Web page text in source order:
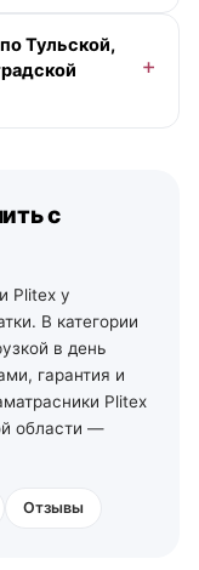
(если в
день,
По Санкт-
Тульской,
на следующий
по городу
менеджеров. По
дней со своего
213-31-35).
с
Plitex у
В категории
в день
гарантия и
Plitex
области —
Отзывы